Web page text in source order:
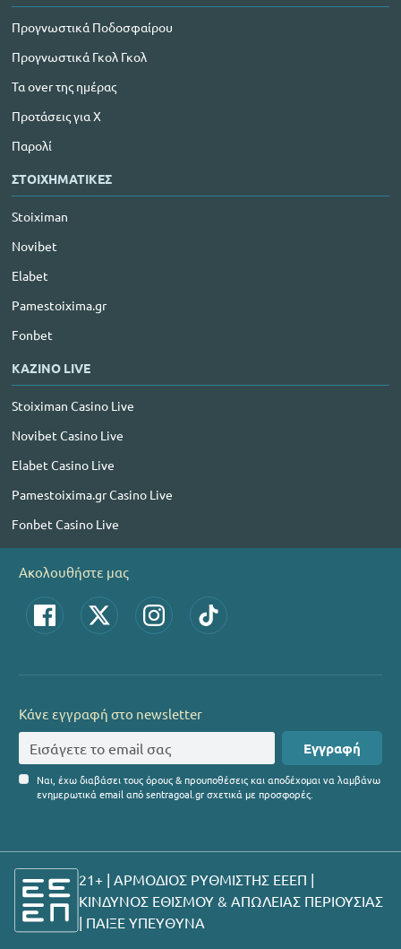
Προγνωστικά Ποδοσφαίρου
Προγνωστικά Γκολ Γκολ
Τα over της ημέρας
Προτάσεις για Χ
Παρολί
ΣΤΟΙΧΗΜΑΤΙΚΕΣ
Stoiximan
Novibet
Elabet
Pamestoixima.gr
Fonbet
ΚΑΖΙΝΟ LIVE
Stoiximan Casino Live
Novibet Casino Live
Elabet Casino Live
Pamestoixima.gr Casino Live
Fonbet Casino Live
Ακολουθήστε μας
Κάνε εγγραφή στο newsletter
Εγγραφή
Ναι, έχω διαβάσει τους όρους & προυποθέσεις και αποδέχομαι να λαμβάνω
ενημερωτικά email από sentragoal.gr σχετικά με προσφορές.
21+ | ΑΡΜΟΔΙΟΣ ΡΥΘΜΙΣΤΗΣ ΕΕΕΠ |
ΚΙΝΔΥΝΟΣ ΕΘΙΣΜΟΥ & ΑΠΩΛΕΙΑΣ ΠΕΡΙΟΥΣΙΑΣ
| ΠΑΙΞΕ ΥΠΕΥΘΥΝΑ